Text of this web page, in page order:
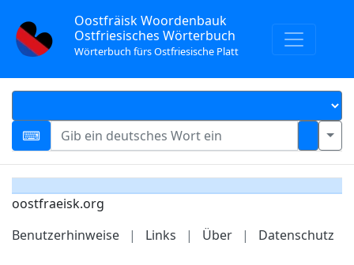
Oostfräisk Woordenbauk
Ostfriesisches Wörterbuch
Wörterbuch fürs Ostfriesische Platt
oostfraeisk.org
Benutzerhinweise
| Links | Über | Datenschutz